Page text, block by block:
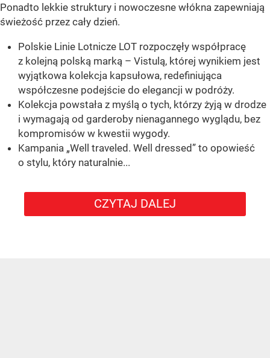
Ponadto lekkie struktury i nowoczesne włókna zapewniają
świeżość przez cały dzień.
Polskie Linie Lotnicze LOT rozpoczęły współpracę
z kolejną polską marką – Vistulą, której wynikiem jest
wyjątkowa kolekcja kapsułowa, redefiniująca
współczesne podejście do elegancji w podróży.
Kolekcja powstała z myślą o tych, którzy żyją w drodze
i wymagają od garderoby nienagannego wyglądu, bez
kompromisów w kwestii wygody.
Kampania „Well traveled. Well dressed” to opowieść
o stylu, który naturalnie...
CZYTAJ DALEJ